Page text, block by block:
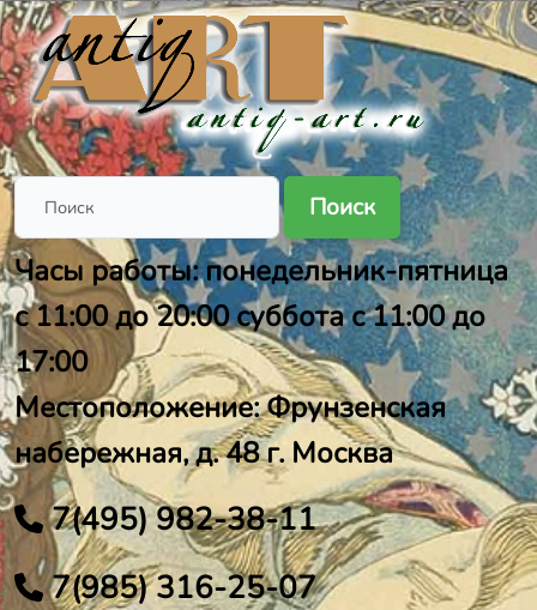
Поиск
Часы работы: понедельник-пятница
с 11:00 до 20:00 суббота с 11:00 до
17:00
Местоположение: Фрунзенская
набережная, д. 48 г. Москва
7(495) 982-38-11
7(985) 316-25-07